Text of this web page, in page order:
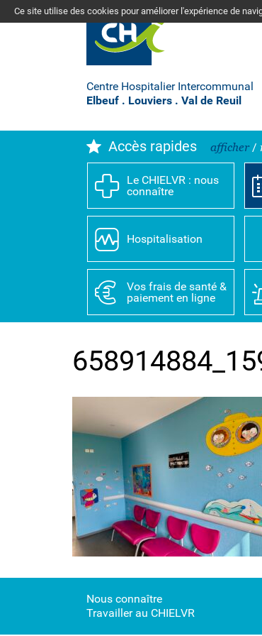
Ce site utilise des cookies pour améliorer l'expérience de
Centre Hospitalier Intercommunal
Elbeuf . Louviers . Val de Reuil
Accès rapides afficher/
Le CHIELVR : nous
connaître
Hospitalisation
Vos frais de santé &
paiement en ligne
Nous connaître
Travailler au CHIELVR